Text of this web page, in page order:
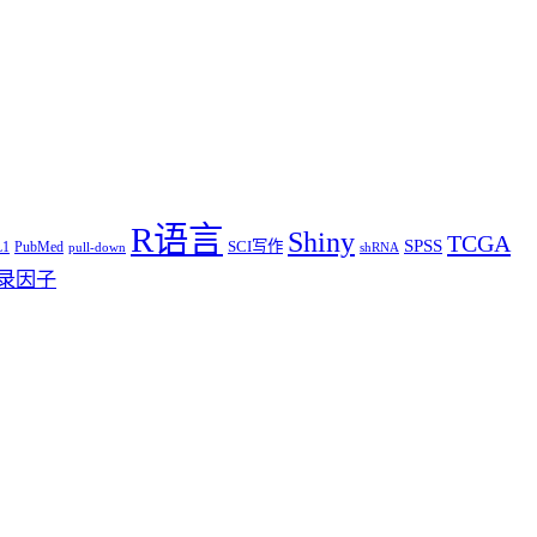
PubMed pull-down R语言 SCI写作 Shiny shRNA SPSS TCGA
因子